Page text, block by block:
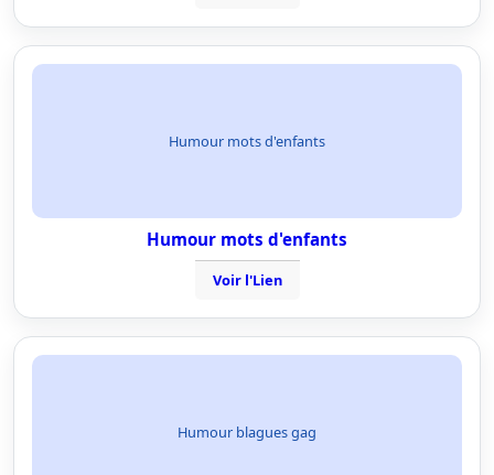
Humour mots d'enfants
Humour mots d'enfants
Voir l'Lien
Humour blagues gag